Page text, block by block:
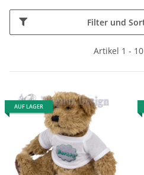
Filter und
Artikel 1 -
AUF LAGER